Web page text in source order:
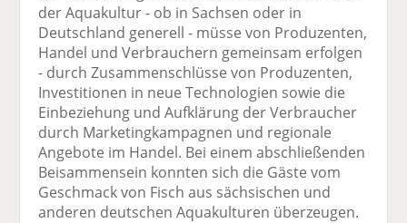
der Aquakultur - ob in Sachsen oder in
Deutschland generell - müsse von Produzenten,
Handel und Verbrauchern gemeinsam erfolgen
- durch Zusammenschlüsse von Produzenten,
Investitionen in neue Technologien sowie die
Einbeziehung und Aufklärung der Verbraucher
durch Marketingkampagnen und regionale
Angebote im Handel. Bei einem abschließenden
Beisammensein konnten sich die Gäste vom
Geschmack von Fisch aus sächsischen und
anderen deutschen Aquakulturen überzeugen.